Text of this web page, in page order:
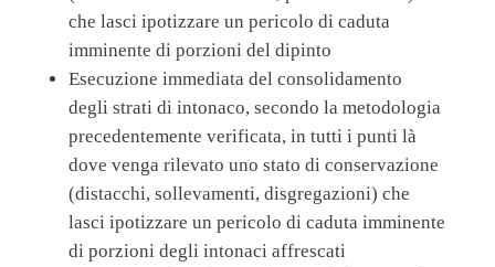
che lasci ipotizzare un pericolo di caduta
imminente di porzioni del dipinto
Esecuzione immediata del consolidamento
degli strati di intonaco, secondo la metodologia
precedentemente verificata, in tutti i punti là
dove venga rilevato uno stato di conservazione
(distacchi, sollevamenti, disgregazioni) che
lasci ipotizzare un pericolo di caduta imminente
di porzioni degli intonaci affrescati